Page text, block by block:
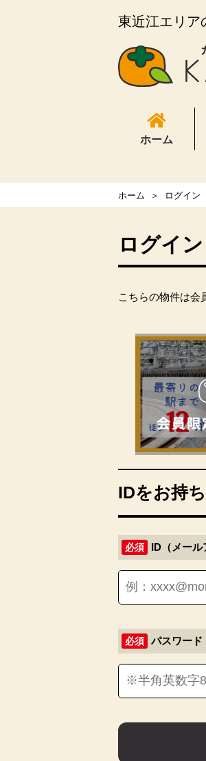
東近江エリア
ホーム
ホーム ログイン
ログイン
こちらの物件は会
IDをお持
必須 ID（メール
必須 パスワード